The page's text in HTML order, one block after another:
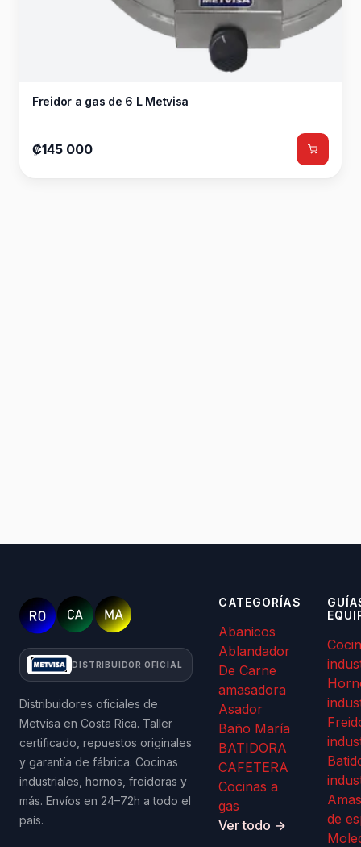
Freidor a gas de 6 L Metvisa
₡145 000
DISTRIBUIDOR OFICIAL
Distribuidores oficiales de
Metvisa en Costa Rica. Taller
certificado, repuestos originales
y garantía de fábrica. Cocinas
industriales, hornos, freidoras y
más. Envíos en 24–72h a todo el
país.
CATEGORÍAS
Abanicos
Ablandador
De Carne
amasadora
Asador
Baño María
BATIDORA
CAFETERA
Cocinas a
gas
Ver todo →
de